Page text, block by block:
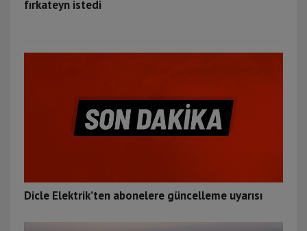
fırkateyn istedi
Dicle Elektrik’ten abonelere güncelleme uyarısı